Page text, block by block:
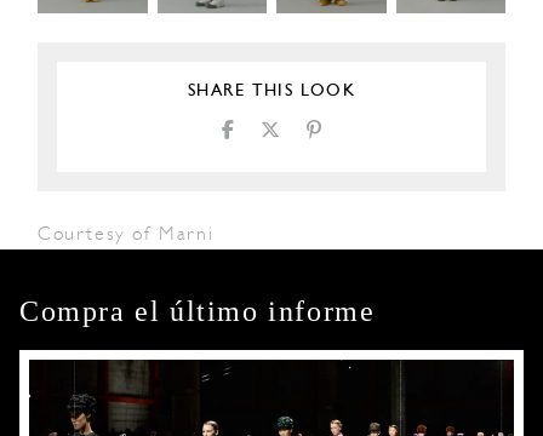
SHARE THIS LOOK
Courtesy of Marni
Compra el último informe